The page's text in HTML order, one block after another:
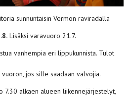
sunnuntaisin Vermon raviradalla
Lisäksi varavuoro 21.7.
vanhempia eri lippukunnista. Tulot
jos sille saadaan valvojia.
7.30 alkaen alueen liikennejärjestelyt,